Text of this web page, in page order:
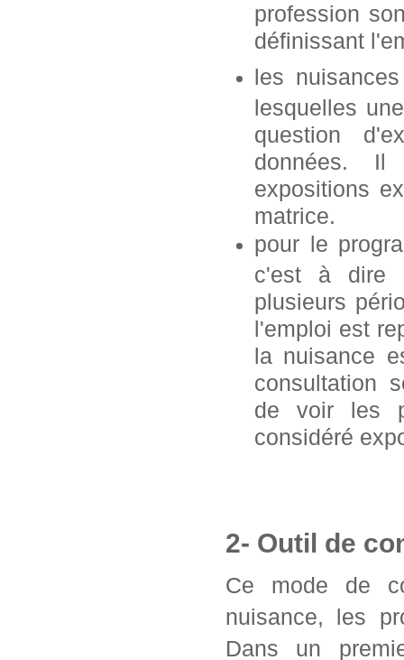
profession
définissant
les
lesquelles
question
données. Il
expositions
matrice.
pour le
c'est à dire
plusieurs
l'emploi est
la nuisance
consultation
de voir les
considéré
2- Outil de
Ce mode de
nuisance, les
Dans un